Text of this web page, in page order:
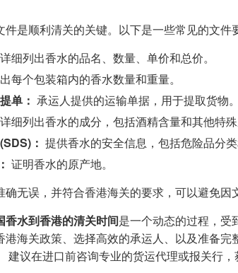
件是顺利清关的关键。以下是一些常见的文件
详细列出香水的品名、数量、单价和总价。
每个包装箱内的香水数量和重量。
单： 承运人提供的运输单据，用于提取货物。
详细列出香水的成分，包括酒精含量和其他特殊
： 提供香水的安全信息，包括危险品分类
证明香水的原产地。
无误，并符合香港海关的要求，可以避免因
香水到香港的清关时间是一个动态的过程，受
港海关政策、选择高效的承运人、以及准备
建议在进口前咨询专业的货运代理或报关行，